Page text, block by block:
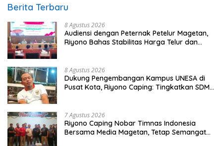
Berita Terbaru
8 Agustus 2026
Audiensi dengan Peternak Petelur Magetan,
Riyono Bahas Stabilitas Harga Telur dan
8 Agustus 2026
Dukung Pengembangan Kampus UNESA di
Pusat Kota, Riyono Caping: Tingkatkan SDM
7 Agustus 2026
Riyono Caping Nobar Timnas Indonesia
Bersama Media Magetan, Tetap Semangat